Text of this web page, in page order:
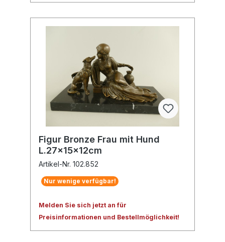
Figur Bronze Frau mit Hund
L.27x15x12cm
Artikel-Nr. 102.852
Nur wenige verfügbar!
Melden Sie sich jetzt an für
Preisinformationen und Bestellmöglichkeit!